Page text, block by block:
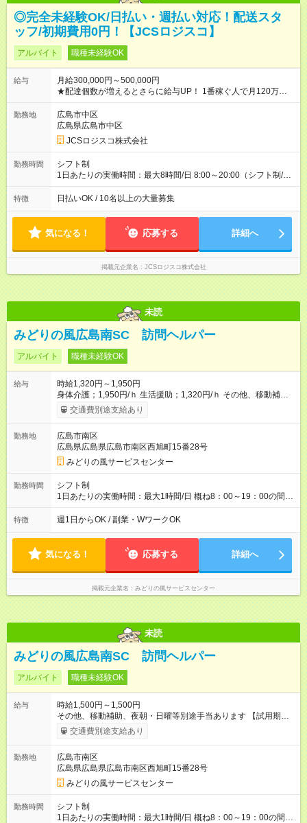
◎完全未経験OK/日払い・週払い対応！配送スタ
ッフ/初期費用0円！【JCSロジスコ】
アルバイト 職種未経験OK
給与
月給300,000円～500,000円
★配達個数が増えるとさらに給与UP！ 1番稼ぐ人で月120万ほ
ど！ ・主要都市エリア 月収55万円／週5日稼働 月収65万~112
万円／週6日稼働 ・地方郊外エリア 月収40万円／週5日稼働 月
収40万円~50万円／週6日稼働 ＜モデルイメージ＞ ■月収50万
円 (27歳男性/江東区在住)※元建築関係 1日150個配達×25日勤務
(日休み) ■月収80万円(43歳男性/墨田区在住)※元営業 1日200個
勤務地
広島市中区
広島県広島市中区
JCSロジスコ株式会社
勤務時間
シフト制
1日あたりの実働時間：最大8時間/日 8:00～20:00（シフト制/実
働8時間） ※週5日勤務（場所次第では週4も有り） ※配達状況に
よって時間外での勤務可能性有り ※案件により多少の前後あり
特徴 日払いOK / 10名以上の大量募集
気になる！ 応募する 詳細へ
掲載元企業名 JCSロジスコ株式会社
未読
みどりの風広島南SC 訪問ヘルパー
アルバイト 職種未経験OK
給与
時給1,320円～1,950円
身体介護；1,950円/ｈ 生活援助；1,320円/ｈ その他、移動補
交通費別途支給あり
勤務地
広島市南区
広島県広島県広島市南区西旭町15番28号
みどりの風サービスセンター
勤務時間
シフト制
1日あたりの実働時間：最大1時間/日 概ね8：00～19：00の間で
週1ｈの勤務で可
特徴 週1日からOK / 副業・WワークOK
気になる！ 応募する 詳細へ
掲載元企業名 みどりの風サービスセンター
未読
みどりの風広島南SC 訪問ヘルパー
アルバイト 職種未経験OK
給与
時給1,500円～1,500円
その他、移動補助、夜朝・日曜等別途手当あります 【試用期
間】試用期間なし
交通費別途支給あり
勤務地
広島市南区
広島県広島県広島市南区西旭町15番28号
みどりの風サービスセンター
勤務時間
シフト制
1日あたりの実働時間：最大1時間/日 概ね8：00～19：00の間で